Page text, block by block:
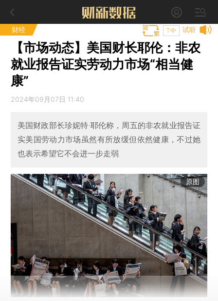
财经 试听
T中
【市场动态】美国财长耶伦：非农
就业报告证实劳动力市场“相当健
康”
2024年09月07日 11:40
美国财政部长珍妮特·耶伦称，周五的非农就业报告证
实美国劳动力市场虽然有所放缓但依然健康，不过她
也表示希望它不会进一步走弱
原图